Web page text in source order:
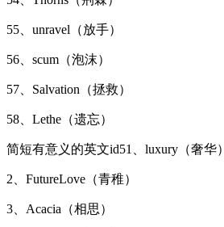
55、unravel（放手）
56、scum（泡沫）
57、Salvation（拯救）
58、Lethe（遗忘）
简短有意义的英文id51、luxury（奢华）
2、FutureLove（青稚）
3、Acacia（相思）